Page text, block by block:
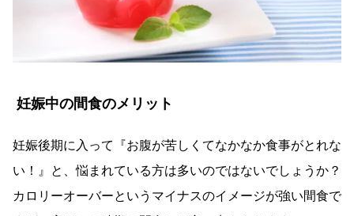
妊娠中の間食のメリット
妊娠後期に入って『お腹が苦しくてなかなか食事がとれな
い！』と、悩まれている方は多いのではないでしょうか？
カロリーオーバーというマイナスのイメージが強い間食で